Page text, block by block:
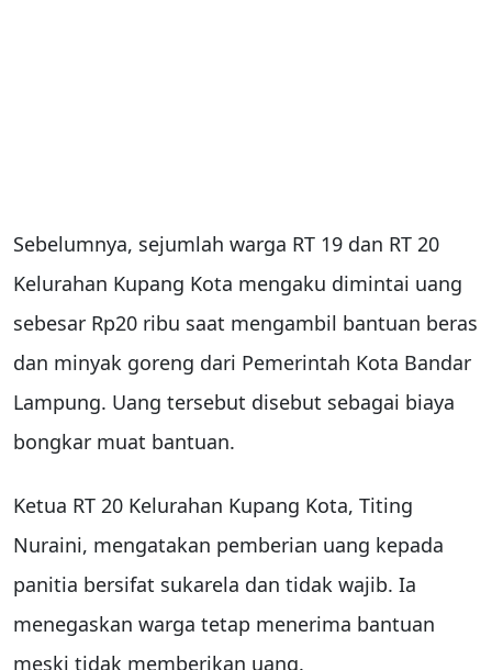
Sebelumnya, sejumlah warga RT 19 dan RT 20
Kelurahan Kupang Kota mengaku dimintai uang
sebesar Rp20 ribu saat mengambil bantuan beras
dan minyak goreng dari Pemerintah Kota Bandar
Lampung. Uang tersebut disebut sebagai biaya
bongkar muat bantuan.
Ketua RT 20 Kelurahan Kupang Kota, Titing
Nuraini, mengatakan pemberian uang kepada
panitia bersifat sukarela dan tidak wajib. Ia
menegaskan warga tetap menerima bantuan
meski tidak memberikan uang.